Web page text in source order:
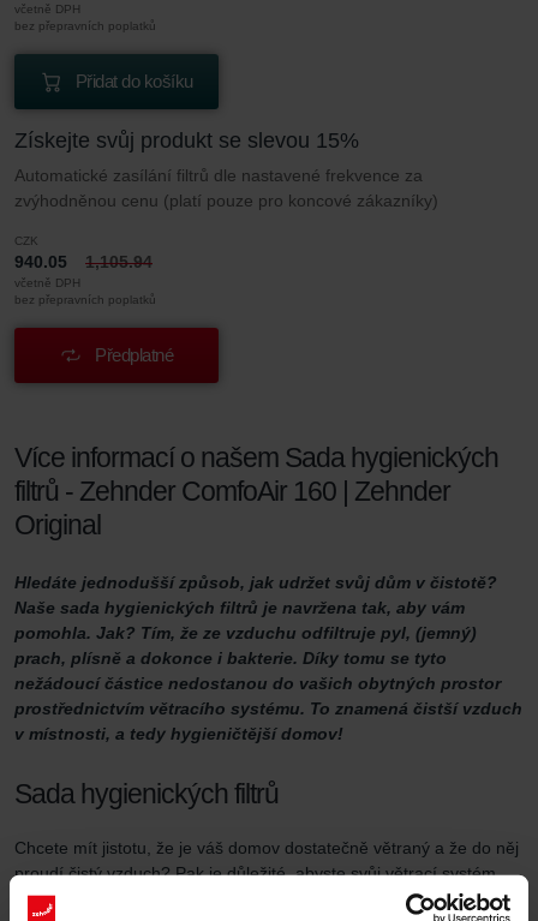
včetně DPH
bez přepravních poplatků
Přidat do košíku
Získejte svůj produkt se slevou 15%
Automatické zasílání filtrů dle nastavené frekvence za
zvýhodněnou cenu (platí pouze pro koncové zákazníky)
CZK
940.05 1,105.94
včetně DPH
bez přepravních poplatků
Předplatné
Více informací o našem Sada hygienických
filtrů - Zehnder ComfoAir 160 | Zehnder
Original
Hledáte jednodušší způsob, jak udržet svůj dům v čistotě?
Naše sada hygienických filtrů je navržena tak, aby vám
pomohla. Jak? Tím, že ze vzduchu odfiltruje pyl, (jemný)
prach, plísně a dokonce i bakterie. Díky tomu se tyto
nežádoucí částice nedostanou do vašich obytných prostor
prostřednictvím větracího systému. To znamená čistší vzduch
v místnosti, a tedy hygieničtější domov!
Sada hygienických filtrů
Chcete mít jistotu, že je váš domov dostatečně větraný a že do něj
proudí čistý vzduch? Pak je důležité, abyste svůj větrací systém
řádně udržovali. Jedním ze způsobů, jak toho dosáhnout, je